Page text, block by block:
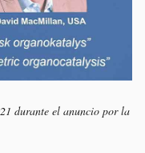
durante el anuncio por la